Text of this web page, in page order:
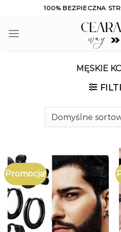
content
100% BEZPIECZNA
MĘSKIE
Promocja!